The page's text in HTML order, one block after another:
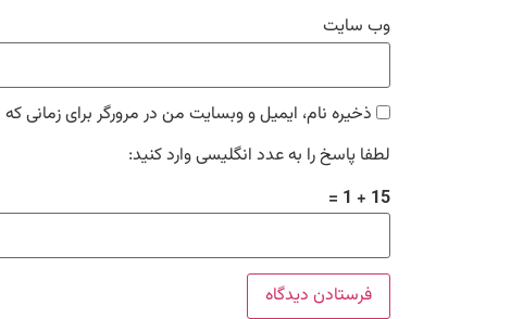
وب‌ سایت
ذخیره نام، ایمیل و وبسایت من در مرورگر برای زمانی
لطفا پاسخ را به عدد انگلیسی وارد کنید:
15 + 1 =